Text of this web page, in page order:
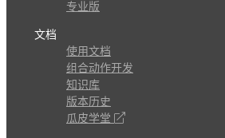
专业版
文档
使用文档
组合动作开发
知识库
版本历史
瓜皮学堂